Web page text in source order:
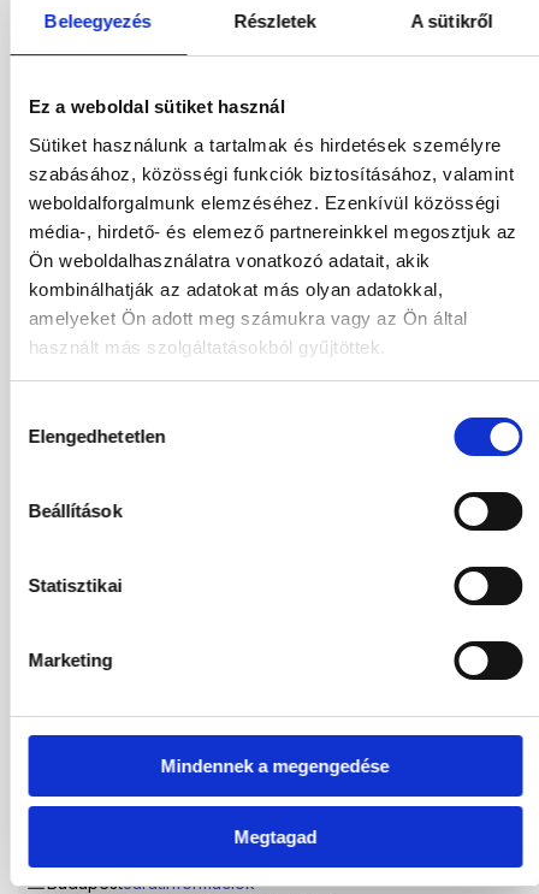
Beleegyezés Részletek A sütikről
Ez a weboldal sütiket használ
Sütiket használunk a tartalmak és hirdetések személyre
szabásához, közösségi funkciók biztosításához, valamint
weboldalforgalmunk elemzéséhez. Ezenkívül közösségi
média-, hirdető- és elemező partnereinkkel megosztjuk az
Ön weboldalhasználatra vonatkozó adatait, akik
kombinálhatják az adatokat más olyan adatokkal,
amelyeket Ön adott meg számukra vagy az Ön által
használt más szolgáltatásokból gyűjtöttek.
kiválasztása
Elengedhetetlen
Beállítások
Statisztikai
Marketing
Mindennek a megengedése
Megtagad
2027
Jan Feb Már Ápr
Máj Jún
01.09.2026 - 08.09.2026(7 Éjszaka)
BudapestJáratinformációk
Kétágyas Standard Kertre Néző Szoba
All Inclusive
716 690HUF
2Felnőttek,0 Gyermekek Kiválasztás
BudapestJáratinformációk
Budapest
HUF
Gyermekek Kiválasztás
BudapestJáratinformációk